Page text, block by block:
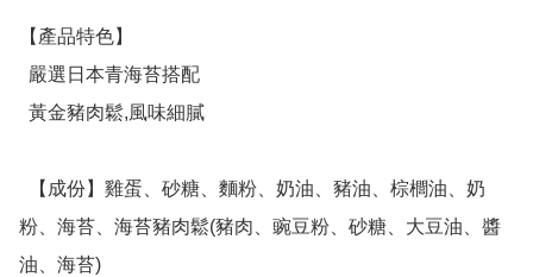
【產品特色】
粉、海苔、海苔豬肉鬆(豬肉、豌豆粉、砂糖、大豆油、醬
油、海苔)